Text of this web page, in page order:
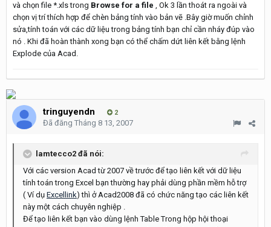
và chọn file *.xls trong Browse for a file , Ok 3 lần thoát ra ngoài và
chọn vị trí thích hợp để chèn bảng tính vào bản vẽ .Bây giờ muốn chỉnh
sửa,tính toán với các dữ liệu trong bảng tính bạn chỉ cần nháy đúp vào
nó . Khi đã hoàn thành xong bạn có thể chấm dứt liên kết bằng lệnh
Explode của Acad.
tringuyendn 2
Đã đăng Tháng 8 13, 2007
lamtecco2 đã nói:
Với các version Acad từ 2007 về trước để tạo liên kết với dữ liệu
tính toán trong Excel bạn thường hay phải dùng phần mềm hỗ trợ
( Ví dụ Excellink) thì ở Acad2008 đã có chức năng tạo các liên kết
này một cách chuyên nghiệp .
Để tạo liên kết bạn vào dùng lệnh Table Trong hộp hội thoại